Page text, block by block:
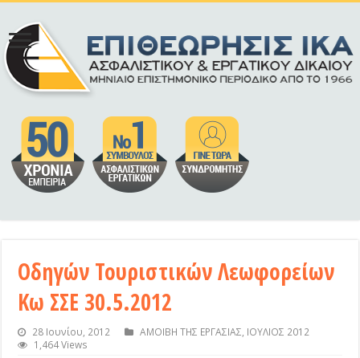
Οδηγών Τουριστικών Λεωφορείων
Κω ΣΣΕ 30.5.2012
28 Ιουνίου, 2012 ΑΜΟΙΒΗ ΤΗΣ ΕΡΓΑΣΙΑΣ, ΙΟΥΛΙΟΣ 2012
1,464 Views